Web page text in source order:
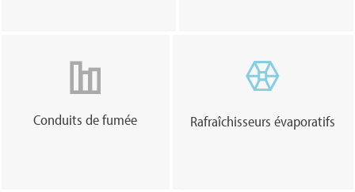
Conduits de fumée Rafraîchisseurs évaporatifs